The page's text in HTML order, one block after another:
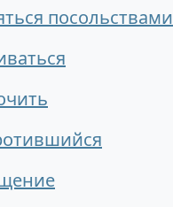
посольствами